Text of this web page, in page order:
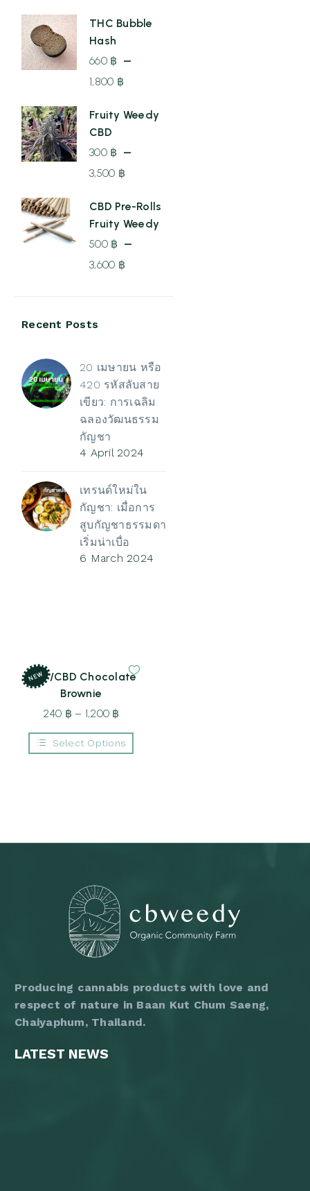
THC Bubble
Hash
660 ฿ –
1,800 ฿
range:
Fruity Weedy
CBD
300 ฿ –
3,500 ฿
range:
300 ฿
CBD Pre-Rolls
Fruity Weedy
500 ฿ –
3,600 ฿
500 ฿
3,600 ฿
Recent Posts
20 เมษายน หรือ
420 รหัสลับสาย
เขียว: การเฉลิม
ฉลองวัฒนธรรม
กัญชา
4 April 2024
เทรนด์ใหม่ใน
กัญชา: เมื่อการ
สูบกัญชาธรรมดา
เริ่มน่าเบื่อ
6 March 2024
NEW
THC/CBD Chocolate
Brownie
240 ฿ – 1,200 ฿
range:
240 ฿
Select Options
be
product
page
Producing cannabis products with love and
respect of nature in Baan Kut Chum Saeng,
Chaiyaphum, Thailand.
LATEST NEWS